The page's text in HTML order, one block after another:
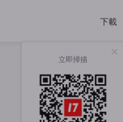
下載
立即掃描